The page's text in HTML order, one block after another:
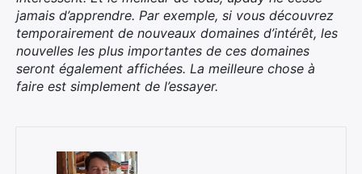
jamais d’apprendre. Par exemple, si vous découvrez
temporairement de nouveaux domaines d’intérêt, les
nouvelles les plus importantes de ces domaines
seront également affichées. La meilleure chose à
faire est simplement de l’essayer.
Rechercher
: